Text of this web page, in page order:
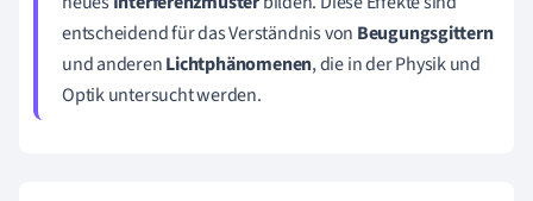
entscheidend für das Verständnis von Beugungsgittern
und anderenLichtphänomenen, die in der Physik und
Optik untersucht werden.